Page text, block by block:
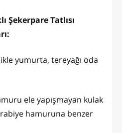
Şekerpare Tatlısı
yumurta, tereyağı oda
ele yapışmayan kulak
hamuruna benzer